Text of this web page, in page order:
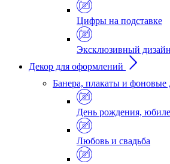
Цифры на подставке
Эксклюзивный
Декор для оформлений
Банера, плакаты и фоновые
День рождения,
Любовь и свадьба